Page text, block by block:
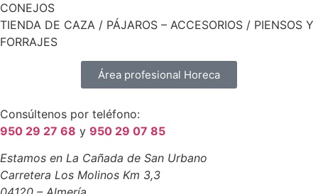
CONEJOS
TIENDA DE CAZA / PÁJAROS – ACCESORIOS / PIENSOS Y
FORRAJES
Área profesional Horeca
Consúltenos por teléfono:
950 29 27 68 y 950 29 07 85
Estamos en La Cañada de San Urbano
Carretera Los Molinos Km 3,3